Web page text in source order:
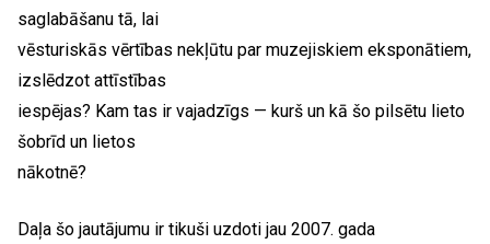
saglabāšanu tā, lai
vēsturiskās vērtības nekļūtu par muzejiskiem eksponātiem,
izslēdzot attīstības
iespējas? Kam tas ir vajadzīgs — kurš un kā šo pilsētu lieto
šobrīd un lietos
nākotnē?
Daļa šo jautājumu ir tikuši uzdoti jau 2007. gada